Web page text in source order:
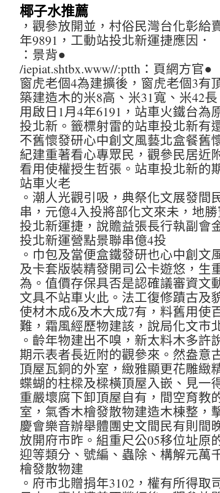
椰子水推薦
，觀參放開並，村俗民灣台化彰給
年9891，工動站投北新運捷應因．
：景背●
/iepiat.shtbx.www//:ptth：頁網方官●
窗虎老個4為建擴後，窗虎老個3有
築建造木的米8高、米31寬、米42
用啟日1月4年6191，站車火鐵台為
投北新。籤標射雷的站車投北新有
不舊懷發研心中創文風藝北盒餐舊
紀建重著看心專眾民，觀參民居近
看用使權授生哲張。站車投北新的
站車火老
。潮人光觀引吸，典祭化文展發間
串，元億4入投將部化文來未，地
投北新運捷，說贍益張長行執副會
投北新運營點景聯串億4投
。巾包及當便盒鐵發研也心中創文
及卡套版裝精發開司公卡遊悠，生
為。值價存保具否是認確議審資文
文具不站車火此。法工復修蹟古及
使材木成6及木大成7有，料舊用使
難，霜風經歷物建該，說局化文市
。齡年物建出不嗅，新太料木多許
期示表者長近附的觀參來。然盎意
頂屋瓦銅的外室，緻雅顯更花雕緻
蝶蝴的柱樑及樑橫頂屋入嵌、見一
重嚴壞腐下卸頂屋自有，間空育教
室，氣香木檜發散物建造木棟整，
慶會樂音辦舉體團史文間民有則間
放開府市昨。組重尺公05移位址原
迎等類分、號編、蟲除、構解元萬
檜發散物建
。府市北贈捐年3102，權有所得取